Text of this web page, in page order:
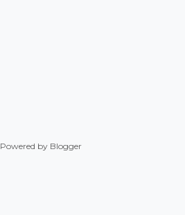
Powered by Blogger